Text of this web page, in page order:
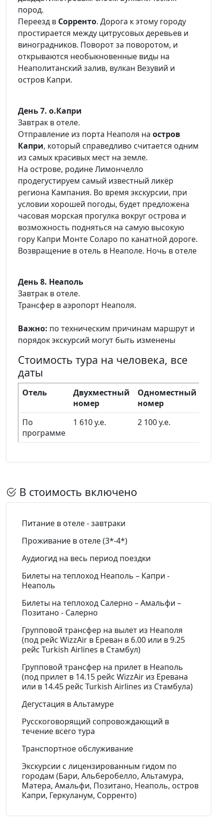
пород.
Переезд в Сорренто. Дорога к этому городу
простирается между цитрусовых деревьев и
виноградников. Поворот за поворотом, и
открываются необыкновенные виды на
Неаполитанский залив, вулкан Везувий и
остров Капри.
День 7. о.Капри
Завтрак в отеле.
Отправление из порта Неаполя на остров
Капри, который справедливо считается одним
из самых красивых мест на земле.
На острове, родине Лимончелло
продегустируем самый известный ликёр
региона Кампания. Во время экскурсии, при
условии хорошей погоды, будет предложена
часовая морская прогулка вокруг острова и
возможность подняться на самую высокую
гору Капри Монте Соларо по канатной дороге.
Возвращение в отель в Неаполе. Ночь в отеле
День 8. Неаполь
Завтрак в отеле.
Трансфер в аэропорт Неаполя.
Важно: по техническим причинам маршрут и
порядок экскурсий могут быть изменены
Стоимость тура на человека, все
даты
Отель
Двухместный
номер
Одноместный
номер
По
программе
1 610 у.е. 2 100 у.е.
В стоимость включено
Питание в отеле - завтраки
Проживание в отеле (3*-4*)
Аудиогид на весь период поездки
Билеты на теплоход Неаполь – Капри -
Неаполь
Билеты на теплоход Салерно – Амальфи –
Позитано - Салерно
Групповой трансфер на вылет из Неаполя
(под рейс WizzAir в Ереван в 6.00 или в 9.25
рейс Turkish Airlines в Стамбул)
Групповой трансфер на прилет в Неаполь
(под прилет в 14.15 рейс WizzAir из Еревана
или в 14.45 рейс Turkish Airlines из Стамбула)
Дегустация в Альтамуре
Русскоговорящий сопровождающий в
течение всего тура
Транспортное обслуживание
Экскурсии с лицензированным гидом по
городам (Бари, Альберобелло, Альтамура,
Матера, Амальфи, Позитано, Неаполь, остров
Капри, Геркуланум, Сорренто)